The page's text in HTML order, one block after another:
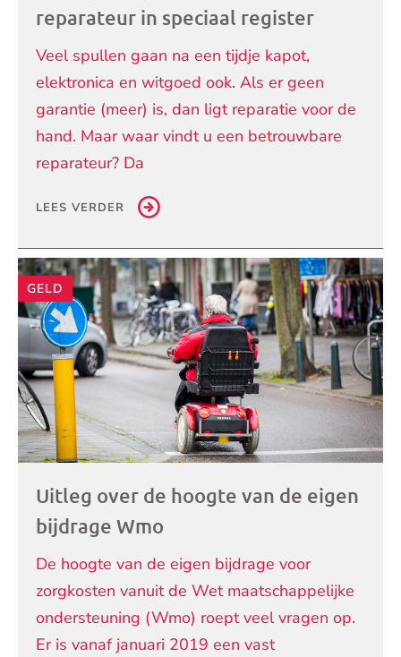
reparateur in speciaal register
Veel spullen gaan na een tijdje kapot,
elektronica en witgoed ook. Als er geen
garantie (meer) is, dan ligt reparatie voor de
hand. Maar waar vindt u een betrouwbare
reparateur? Da
LEES VERDER
GELD
Uitleg over de hoogte van de eigen
bijdrage Wmo
De hoogte van de eigen bijdrage voor
zorgkosten vanuit de Wet maatschappelijke
ondersteuning (Wmo) roept veel vragen op.
Er is vanaf januari 2019 een vast